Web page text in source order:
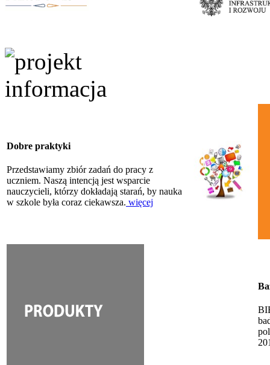
Dobre praktyki
Przedstawiamy zbiór zadań do pracy z
uczniem. Naszą intencją jest wsparcie
nauczycieli, którzy dokładają starań, by nauka
w szkole była coraz ciekawsza. więcej